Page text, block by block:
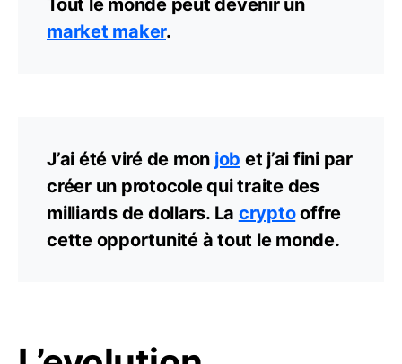
Tout le monde peut devenir un
market maker.
J’ai été viré de mon job et j’ai fini par
créer un protocole qui traite des
milliards de dollars. La cryptooffre
cette opportunité à tout le monde.